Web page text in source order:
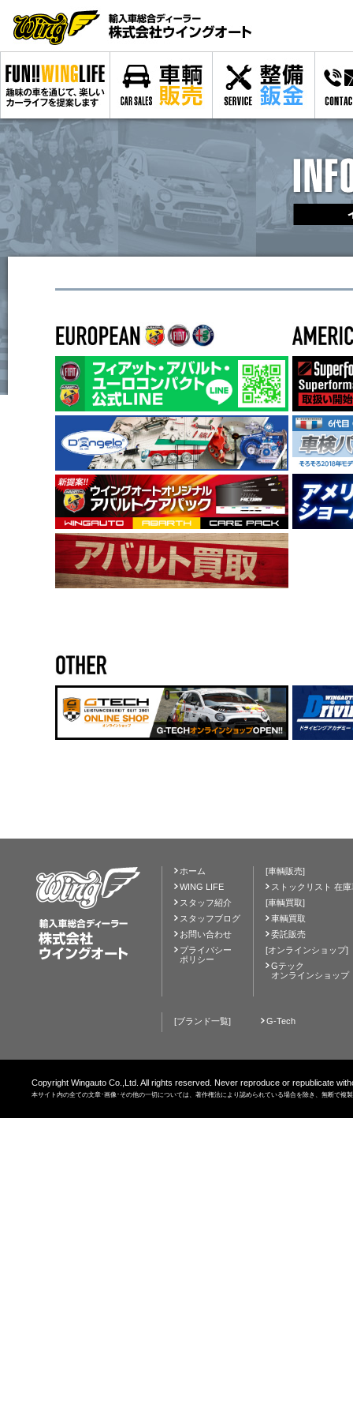
ホーム
WING LIFE
スタッフ紹介
スタッフブログ
お問い合わせ
プライバシー
ポリシー
[車輌販売]
ストックリスト 在
[車輌買取]
車輌買取
委託販売
[オンラインショップ]
Gテック
オンラインショップ
[ブランド一覧] G-Tech
Copyright Wingauto Co.,Ltd. All rights reserved. Never reproduce or republicate
本サイト内の全ての文章･画像･その他の一切については、著作権法により認められている場合を除き、無断で複